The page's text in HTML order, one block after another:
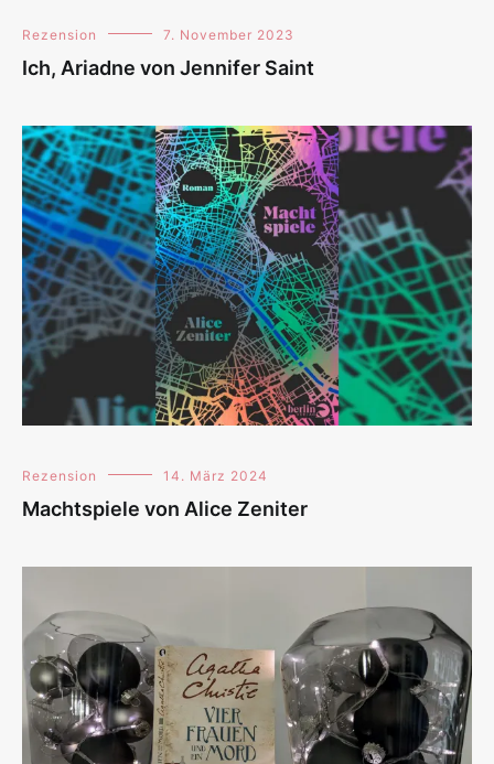
Rezension 7. November 2023
Ich, Ariadne von Jennifer Saint
Rezension 14. März 2024
Machtspiele von Alice Zeniter